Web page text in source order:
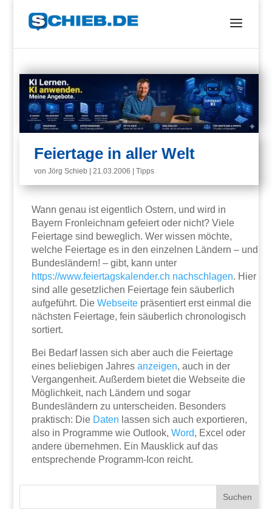
Feiertage in aller Welt
vonJörg Schieb |21.03.2006 |Tipps
Wann genau ist eigentlich Ostern, und wird in
Bayern Fronleichnam gefeiert oder nicht? Viele
Feiertage sind beweglich. Wer wissen möchte,
welche Feiertage es in den einzelnen Ländern – und
Bundesländern! – gibt, kann unter
https://www.feiertagskalender.ch nachschlagen. Hier
sind alle gesetzlichen Feiertage fein säuberlich
aufgeführt. DieWebseite präsentiert erst einmal die
nächsten Feiertage, fein säuberlich chronologisch
sortiert.
Bei Bedarf lassen sich aber auch die Feiertage
eines beliebigen Jahresanzeigen, auch in der
Vergangenheit. Außerdem bietet die Webseite die
Möglichkeit, nach Ländern und sogar
Bundesländern zu unterscheiden. Besonders
praktisch: Die Daten lassen sich auch exportieren,
also in Programme wie Outlook,Word, Excel oder
andere übernehmen. Ein Mausklick auf das
entsprechende Programm-Icon reicht.